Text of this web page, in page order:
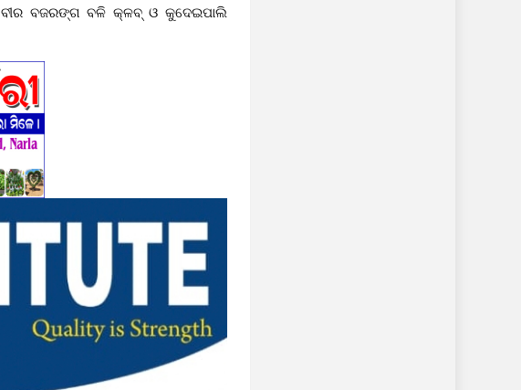
ବୀର ବଜରଙ୍ଗ ବଳି କ୍ଳବ୍ ଓ କୁଦେଇପାଲି